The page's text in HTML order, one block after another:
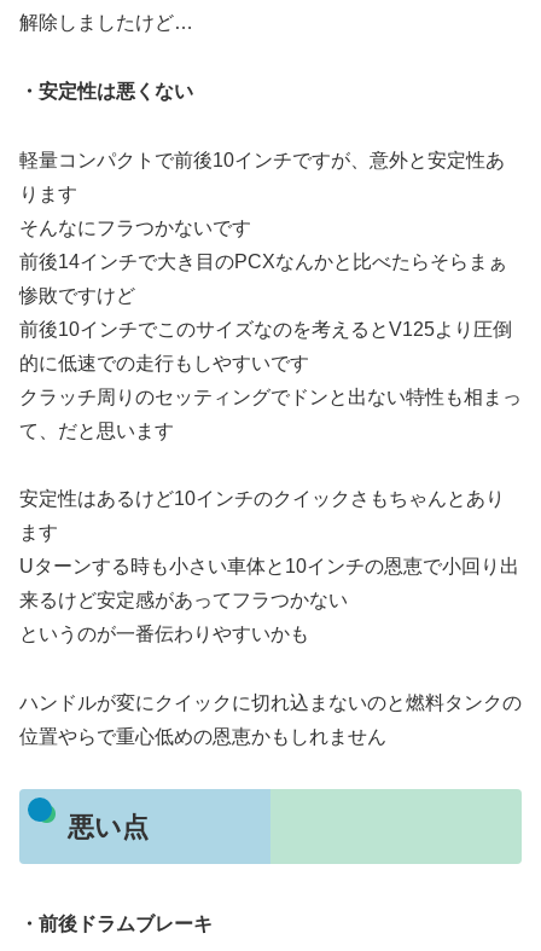
解除しましたけど…
・安定性は悪くない
軽量コンパクトで前後10インチですが、意外と安定性あ
ります
そんなにフラつかないです
前後14インチで大き目のPCXなんかと比べたらそらまぁ
惨敗ですけど
前後10インチでこのサイズなのを考えるとV125より圧倒
的に低速での走行もしやすいです
クラッチ周りのセッティングでドンと出ない特性も相まっ
て、だと思います
安定性はあるけど10インチのクイックさもちゃんとあり
ます
Uターンする時も小さい車体と10インチの恩恵で小回り出
来るけど安定感があってフラつかない
というのが一番伝わりやすいかも
ハンドルが変にクイックに切れ込まないのと燃料タンクの
位置やらで重心低めの恩恵かもしれません
悪い点
・前後ドラムブレーキ